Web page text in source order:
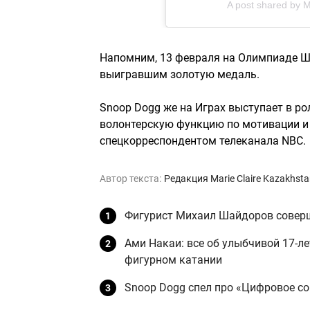
A post shared by
Напомним, 13 февраля на Олимпиаде
выигравшим золотую медаль.
Snoop Dogg же на Играх выступает в
волонтерскую функцию по мотивации
спецкорреспондентом телеканала NBC.
Автор текста: Редакция Marie Claire
Фигурист Михаил Шайдоров
Ами Накаи: все об улыбчивой 17-
фигурном катании
Snoop Dogg спел про «Цифровое